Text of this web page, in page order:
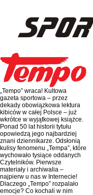
„Tempo” wraca! Kultowa
gazeta sportowa – przez
dekady obowiązkowa lektura
kibiców w całej Polsce – już
wkrótce w wyjątkowej książce.
Ponad 50 lat historii tytułu
opowiedzą jego najbardziej
znani dziennikarze. Odsłonią
kulisy fenomenu „Tempa”, które
wychowało tysiące oddanych
Czytelników. Pierwsze
materiały i archiwalia –
najpierw u nas w Internecie!
Dlaczego „Tempo” rozpalało
emocje? Co kochali w nim